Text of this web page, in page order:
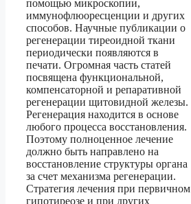
помощью микроскопии,
иммунофлюоресценции и других
способов. Научные публикации о
регенерации тиреоидной ткани
периодически появляются в
печати. Огромная часть статей
посвящена функциональной,
компенсаторной и репаративной
регенерации щитовидной железы.
Регенерация находится в основе
любого процесса восстановления.
Поэтому полноценное лечение
должно быть направлено на
восстановление структуры органа
за счет механизма регенерации.
Стратегия лечения при первичном
гипотиреозе и при других